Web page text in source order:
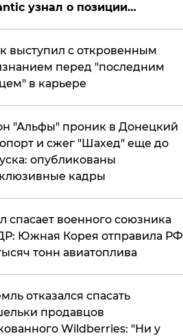
узнал о позиции
выступил с откровенным
перед "последним
в карьере
"Альфы" проник в Донецкий
и сжег "Шахед" еще до
опубликованы
кадры
спасает военного союзника
Южная Корея отправила РФ
тонн авиатоплива
отказался спасать
продавцов
Wildberries: "Ни у